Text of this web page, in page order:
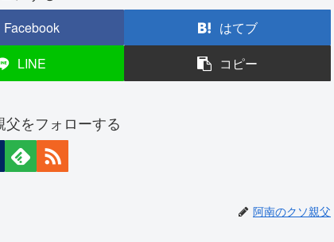
Facebook
はてブ
LINE コピー
父をフォローする
阿南のクソ親父